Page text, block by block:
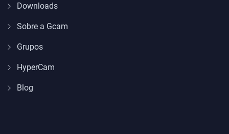
Downloads
Sobre a Gcam
Grupos
HyperCam
Blog